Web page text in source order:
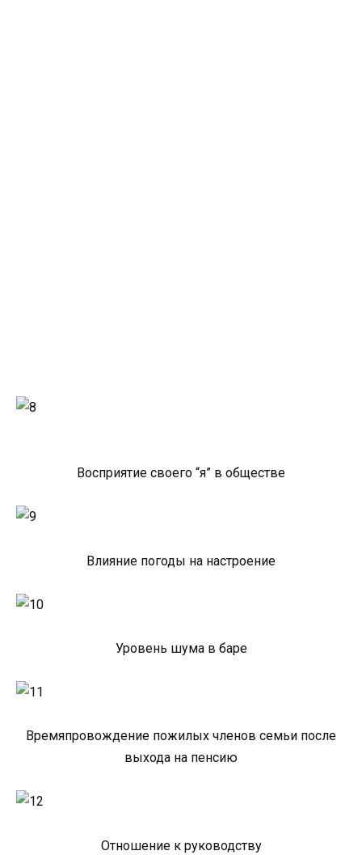
Восприятие своего “я” в обществе
Влияние погоды на настроение
Уровень шума в баре
Времяпровождение пожилых членов семьи после
выхода на пенсию
Отношение к руководству